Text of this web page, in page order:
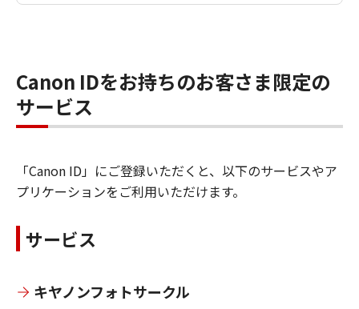
Canon IDをお持ちのお客さま限定の
サービス
「Canon ID」にご登録いただくと、以下のサービスやア
プリケーションをご利用いただけます。
サービス
キヤノンフォトサークル